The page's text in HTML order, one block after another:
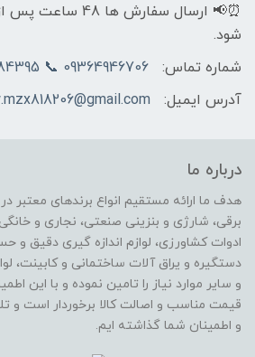
⏰📢 ارسال سفارش
شود.
شماره تماس:
09364946706 📞 02166184395 ☎️
آدرس ایمیل:
درباره ما
هدف ما ارائه مستقیم انواع برندهای معتبر در
برقی، شارژی و بنزینی صنعتی، نجاری و
ادوات کشاورزی، لوازم اندازه گیری دقیق و
دستگیره و یراق آلات ساختمانی و کابینت،
و سایر موارد نیاز را تامین نموده و با این
قیمت مناسب و اصالت کالا برخوردار است و
و اطمینان شما گذاشته ایم.